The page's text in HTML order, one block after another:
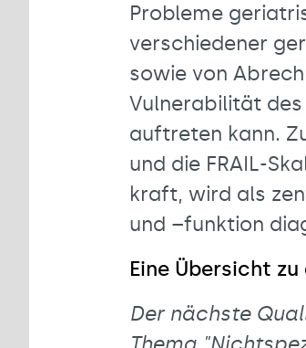
Probleme
verschiedener
sowie von
Vulnerabilität
auftreten kann.
und die FRAIL-
kraft, wird als
und –funktion
Eine Übersicht
Der nächste